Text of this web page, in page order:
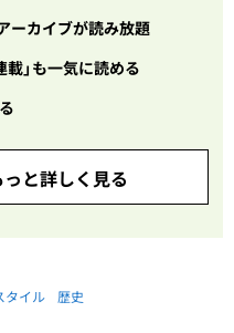
ーカイブが読み放題
」も一気に読める
と詳しく見る
タイル 歴史